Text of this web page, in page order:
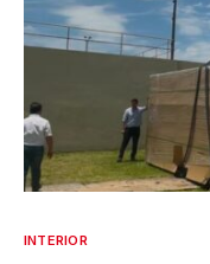
INTERIOR